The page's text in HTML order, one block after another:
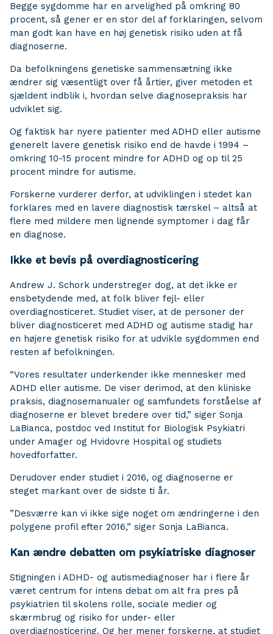
Begge sygdomme har en arvelighed på omkring 80
procent, så gener er en stor del af forklaringen, selvom
man godt kan have en høj genetisk risiko uden at få
diagnoserne.
Da befolkningens genetiske sammensætning ikke
ændrer sig væsentligt over få årtier, giver metoden et
sjældent indblik i, hvordan selve diagnosepraksis har
udviklet sig.
Og faktisk har nyere patienter med ADHD eller autisme
generelt lavere genetisk risiko end de havde i 1994 –
omkring 10-15 procent mindre for ADHD og op til 25
procent mindre for autisme.
Forskerne vurderer derfor, at udviklingen i stedet kan
forklares med en lavere diagnostisk tærskel – altså at
flere med mildere men lignende symptomer i dag får
en diagnose.
Ikke et bevis på overdiagnosticering
Andrew J. Schork understreger dog, at det ikke er
ensbetydende med, at folk bliver fejl- eller
overdiagnosticeret. Studiet viser, at de personer der
bliver diagnosticeret med ADHD og autisme stadig har
en højere genetisk risiko for at udvikle sygdommen end
resten af befolkningen.
“Vores resultater underkender ikke mennesker med
ADHD eller autisme. De viser derimod, at den kliniske
praksis, diagnosemanualer og samfundets forståelse af
diagnoserne er blevet bredere over tid,” siger Sonja
LaBianca, postdoc ved Institut for Biologisk Psykiatri
under Amager og Hvidovre Hospital og studiets
hovedforfatter.
Derudover ender studiet i 2016, og diagnoserne er
steget markant over de sidste ti år.
”Desværre kan vi ikke sige noget om ændringerne i den
polygene profil efter 2016,” siger Sonja LaBianca.
Kan ændre debatten om psykiatriske diagnoser
Stigningen i ADHD- og autismediagnoser har i flere år
været centrum for intens debat om alt fra pres på
psykiatrien til skolens rolle, sociale medier og
skærmbrug og risiko for under- eller
overdiagnosticering. Og her mener forskerne, at studiet